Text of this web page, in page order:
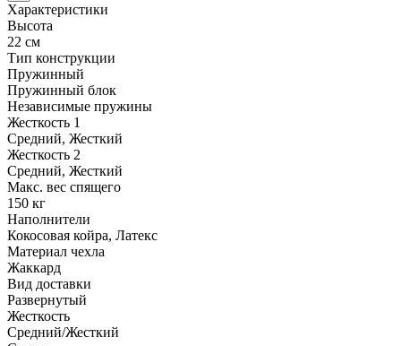
Характеристики
Высота
22 см
Тип конструкции
Пружинный
Пружинный блок
Независимые пружины
Жесткость 1
Средний, Жесткий
Жесткость 2
Средний, Жесткий
Макс. вес спящего
150 кг
Наполнители
Кокосовая койра, Латекс
Материал чехла
Жаккард
Вид доставки
Развернутый
Жесткость
Средний/Жесткий